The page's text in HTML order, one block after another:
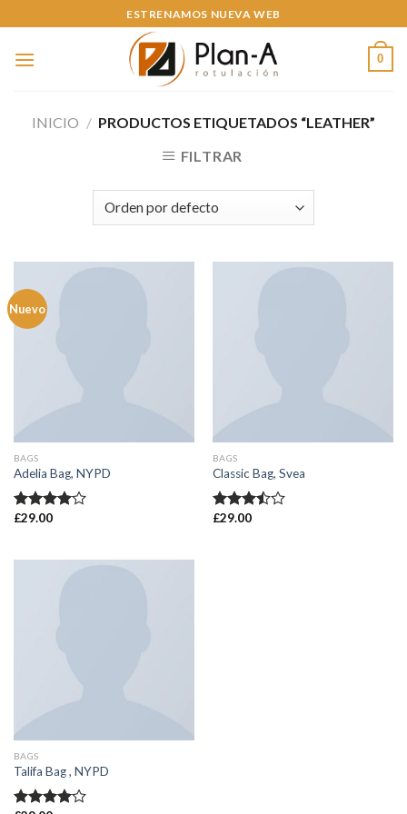
to
content
ESTRENAMOS NUEVA WEB
0
INICIO / PRODUCTOS ETIQUETADOS “LEATHER”
FILTRAR
Nuevo
BAGS
Adelia Bag, NYPD
Valorado
£29.00
BAGS
Classic Bag, Svea
Valorado
£29.00
BAGS
Talifa Bag , NYPD